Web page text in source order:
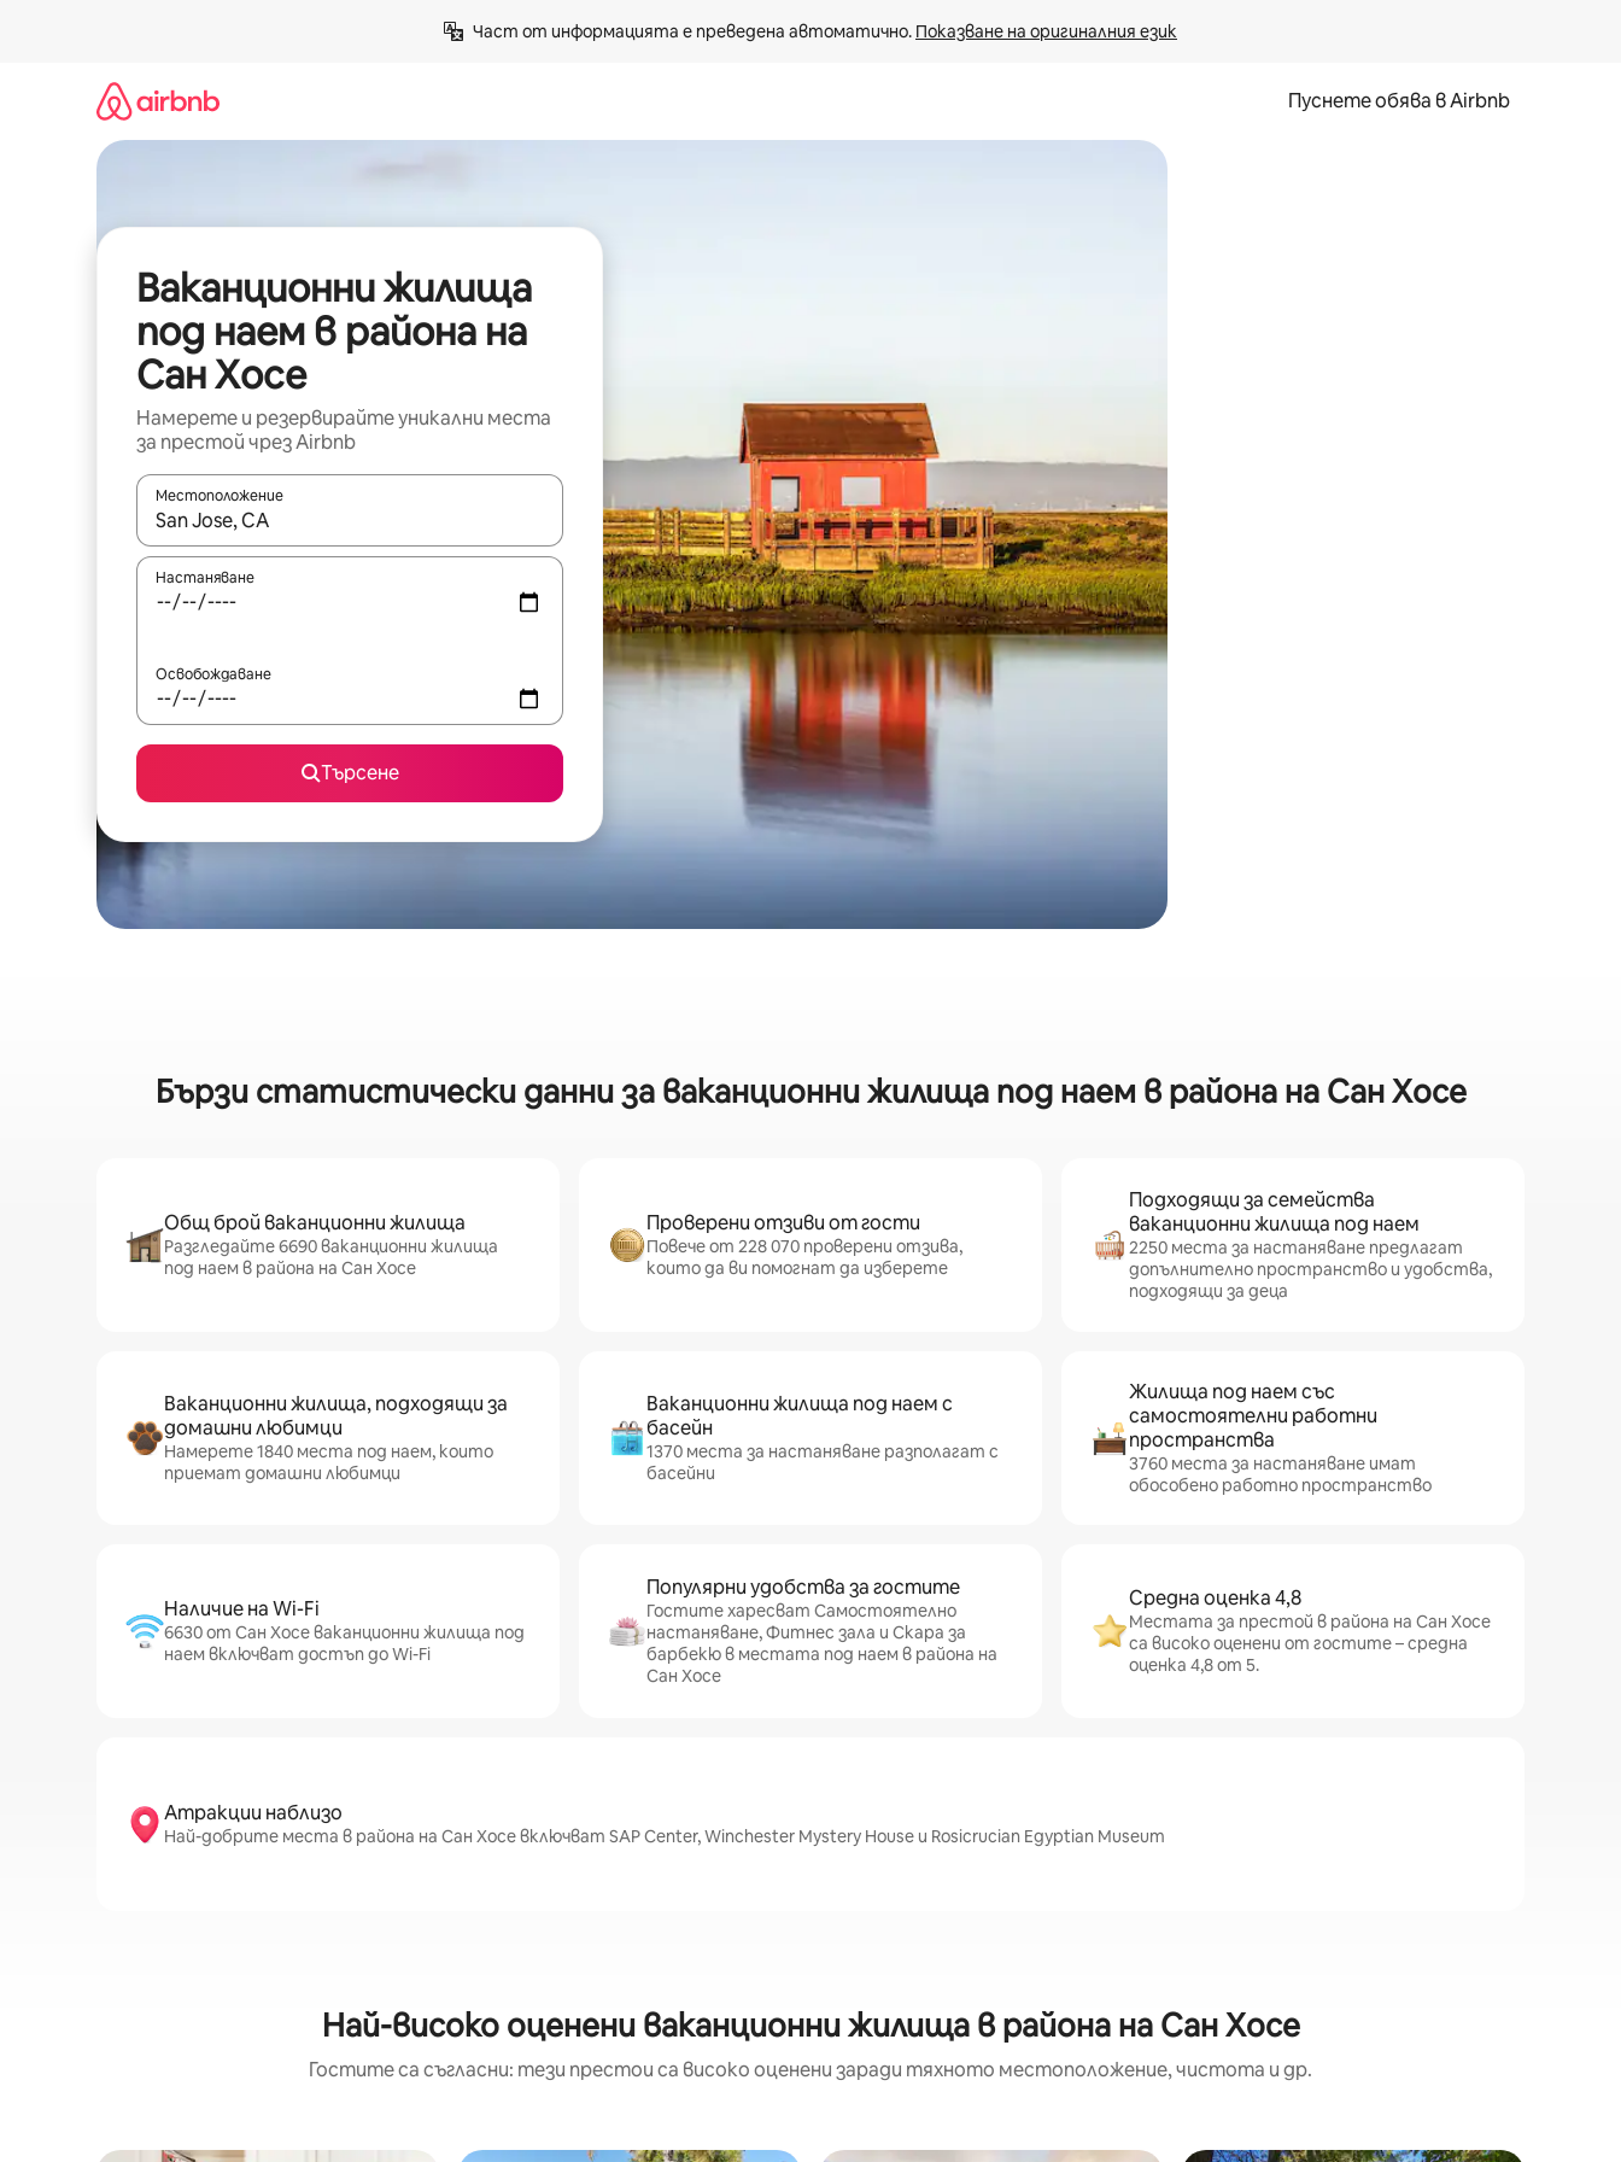
Част от информацията е преведена автоматично. Показване на оригиналния език
Пуснете обява в Airbnb
Ваканционни жилища
под наем в района на
Сан Хосе
Намерете и резервирайте уникални места
за престой чрез Airbnb
Местоположение
Когато резултатите се покажат, използвайте клавишите със стрелки нагоре и надолу или навигирайте с докосване или плъзгане.
Настаняване
Освобождаване
Търсене
Бързи статистически данни за ваканционни жилища под наем в района на Сан Хосе
Общ брой ваканционни жилища
Разгледайте 6690 ваканционни жилища
под наем в района на Сан Хосе
Проверени отзиви от гости
Повече от 228 070 проверени отзива,
които да ви помогнат да изберете
Подходящи за семейства
ваканционни жилища под наем
2250 места за настаняване предлагат
допълнително пространство и удобства,
подходящи за деца
Ваканционни жилища, подходящи за
домашни любимци
Намерете 1840 места под наем, които
приемат домашни любимци
Ваканционни жилища под наем с
басейн
1370 места за настаняване разполагат с
басейни
Жилища под наем със
самостоятелни работни
пространства
3760 места за настаняване имат
обособено работно пространство
Наличие на Wi-Fi
6630 от Сан Хосе ваканционни жилища под
наем включват достъп до Wi-Fi
Популярни удобства за гостите
Гостите харесват Самостоятелно
настаняване, Фитнес зала и Скара за
барбекю в местата под наем в района на
Сан Хосе
Средна оценка 4,8
Местата за престой в района на Сан Хосе
са високо оценени от гостите – средна
оценка 4,8 от 5.
Атракции наблизо
Най-добрите места в района на Сан Хосе включват SAP Center, Winchester Mystery House и Rosicrucian Egyptian Museum
Най-високо оценени ваканционни жилища в района на Сан Хосе
Гостите са съгласни: тези престои са високо оценени заради тяхното местоположение, чистота и др.